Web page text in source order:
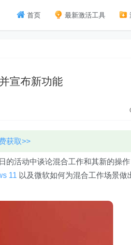
首页 最新激活工具
宣布新功能
获取>>
的活动中谈论混合工作和其新的操作
11 以及微软如何为混合工作场景做